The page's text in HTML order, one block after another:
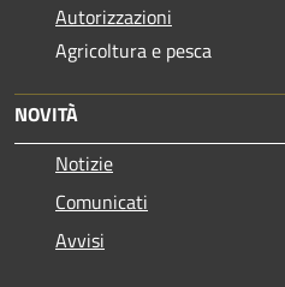
Autorizzazioni
Agricoltura e pesca
NOVITÀ
Notizie
Comunicati
Avvisi